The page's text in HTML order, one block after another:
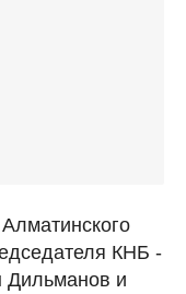
КНБ -
Дильманов и